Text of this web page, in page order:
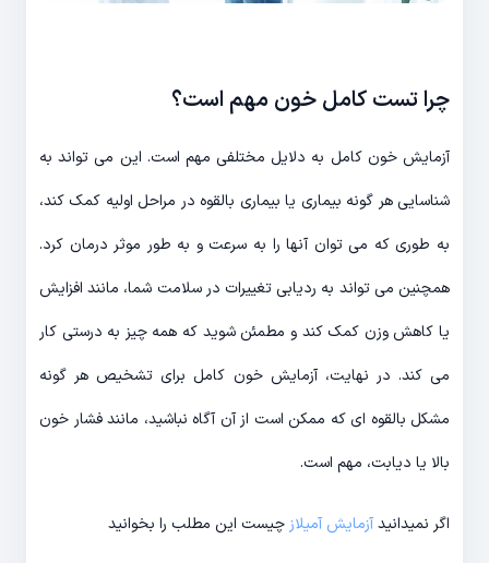
چرا تست کامل خون مهم است؟
آزمایش خون کامل به دلایل مختلفی مهم است. این می تواند به
شناسایی هر گونه بیماری یا بیماری بالقوه در مراحل اولیه کمک کند،
به طوری که می توان آنها را به سرعت و به طور موثر درمان کرد.
همچنین می تواند به ردیابی تغییرات در سلامت شما، مانند افزایش
یا کاهش وزن کمک کند و مطمئن شوید که همه چیز به درستی کار
می کند. در نهایت، آزمایش خون کامل برای تشخیص هر گونه
مشکل بالقوه ای که ممکن است از آن آگاه نباشید، مانند فشار خون
بالا یا دیابت، مهم است.
اگر نمیدانیدآزمایش آمیلازچیست این مطلب را بخوانید